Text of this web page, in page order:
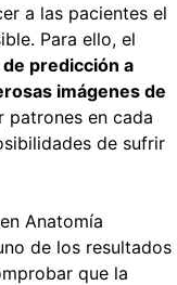
a las pacientes el
Para ello, el
predicción a
imágenes de
patrones en cada
de sufrir
Anatomía
de los resultados
que la